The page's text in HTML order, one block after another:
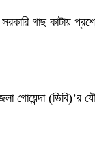
গাছ কাটায়
গোয়েন্দা (ডিবি)’র